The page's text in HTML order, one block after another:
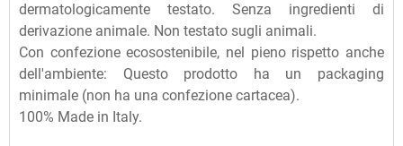
dermatologicamente testato. Senza ingredienti di
derivazione animale. Non testato sugli animali.
Con confezione ecosostenibile, nel pieno rispetto anche
dell'ambiente: Questo prodotto ha un packaging
minimale (non ha una confezione cartacea).
100% Made in Italy.